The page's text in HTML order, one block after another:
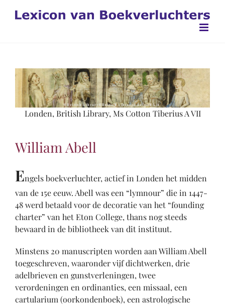
naar
Londen, British Library, Ms Cotton Tiberius A VII
William Abell
Engels boekverluchter, actief in Londen het midden
van de 15e eeuw. Abell was een “lymnour” die in 1447-
48 werd betaald voor de decoratie van het “founding
charter” van het Eton College, thans nog steeds
bewaard in de bibliotheek van dit instituut.
Minstens 20 manuscripten worden aan William Abell
toegeschreven, waaronder vijf dichtwerken, drie
adelbrieven en gunstverleningen, twee
verordeningen en ordinanties, een missaal, een
cartularium (oorkondenboek), een astrologische